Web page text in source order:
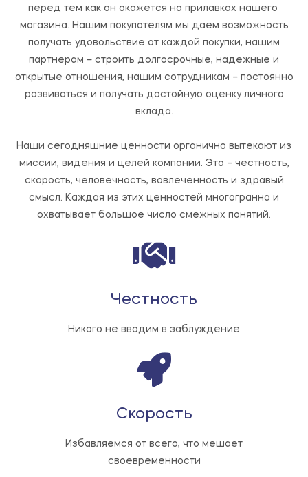
перед тем как он окажется на прилавках нашего
магазина. Нашим покупателям мы даем возможность
получать удовольствие от каждой покупки, нашим
партнерам – строить долгосрочные, надежные и
открытые отношения, нашим сотрудникам – постоянно
развиваться и получать достойную оценку личного
вклада.
Наши сегодняшние ценности органично вытекают из
миссии, видения и целей компании. Это – честность,
скорость, человечность, вовлеченность и здравый
смысл. Каждая из этих ценностей многогранна и
охватывает большое число смежных понятий.
Честность
Никого не вводим в заблуждение
Скорость
Избавляемся от всего, что мешает
своевременности